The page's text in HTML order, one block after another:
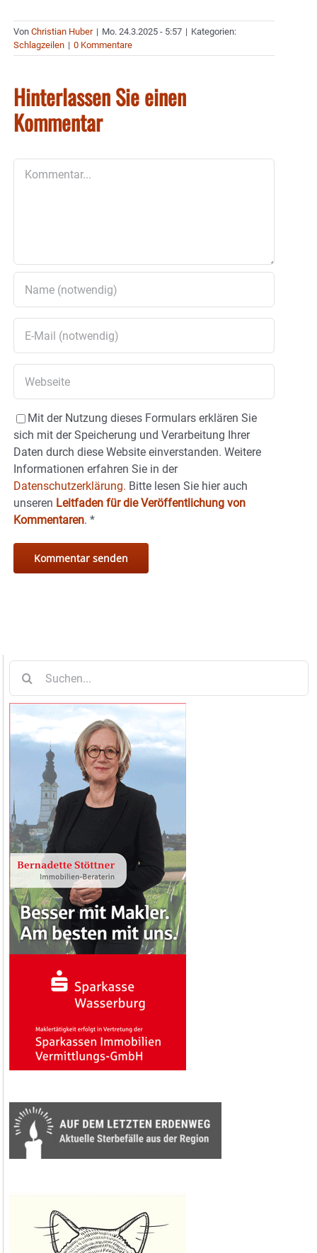
Von Christian Huber | Mo. 24.3.2025 - 5:57 | Kategorien:
Schlagzeilen | 0 Kommentare
Hinterlassen Sie einen
Kommentar
Mit der Nutzung dieses Formulars erklären Sie
sich mit der Speicherung und Verarbeitung Ihrer
Daten durch diese Website einverstanden. Weitere
Informationen erfahren Sie in der
Datenschutzerklärung. Bitte lesen Sie hier auch
unseren Leitfaden für die Veröffentlichung von
Kommentaren. *
nach: